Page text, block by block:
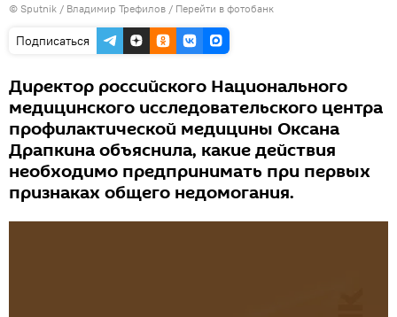
© Sputnik / Владимир Трефилов / Перейти в фотобанк
Подписаться
Директор российского Национального
медицинского исследовательского центра
профилактической медицины Оксана
Драпкина объяснила, какие действия
необходимо предпринимать при первых
признаках общего недомогания.